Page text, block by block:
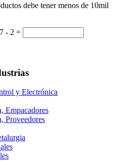
debe tener menos de 10mil
- 2 =
y Electrónica
Empacadores
Proveedores